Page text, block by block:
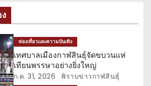
ท่องเที่ยวและความบันเทิง
เทศบาลเมืองกาฬสินธุ์จัดขบวนแห่
เทียนพรรษาอย่างยิ่งใหญ่
ก.ค. 31, 2026 พิราบข่าวกาฬสินธุ์